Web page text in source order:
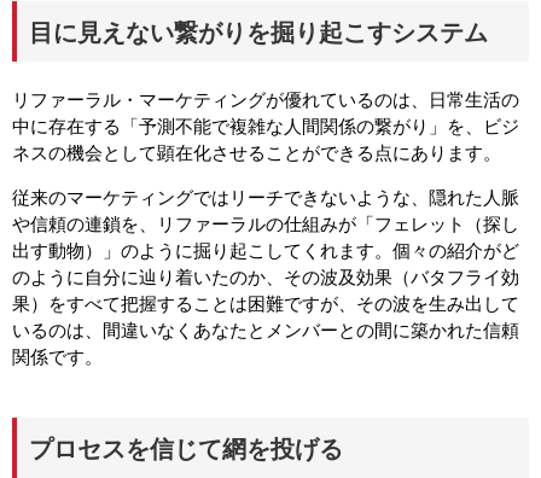
目に見えない繋がりを掘り起こすシステム
リファーラル・マーケティングが優れているのは、日常生活の
中に存在する「予測不能で複雑な人間関係の繋がり」を、ビジ
ネスの機会として顕在化させることができる点にあります。
従来のマーケティングではリーチできないような、隠れた人脈
や信頼の連鎖を、リファーラルの仕組みが「フェレット（探し
出す動物）」のように掘り起こしてくれます。個々の紹介がど
のように自分に辿り着いたのか、その波及効果（バタフライ効
果）をすべて把握することは困難ですが、その波を生み出して
いるのは、間違いなくあなたとメンバーとの間に築かれた信頼
関係です。
プロセスを信じて網を投げる